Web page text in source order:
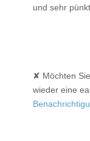
und sehr
✘ Möchten
wieder eine